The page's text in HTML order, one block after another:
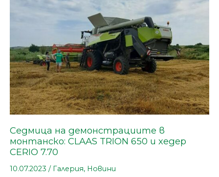
Седмица на демонстрациите в
монтанско: CLAAS TRION 650 и хедер
CERIO 7.70
10.07.2023 / Галерия, Новини
и
хедер
CERIO
7.70